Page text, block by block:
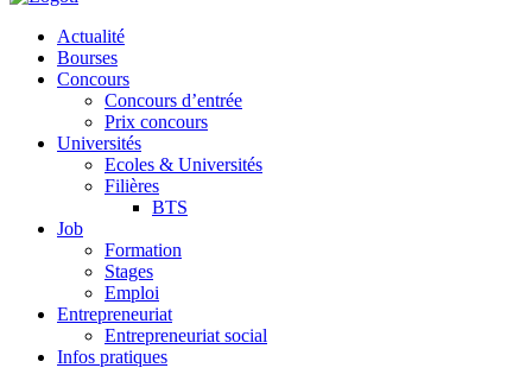
Actualité
Bourses
Concours
Concours d’entrée
Prix concours
Universités
Ecoles & Universités
Filières
BTS
Job
Formation
Stages
Emploi
Entrepreneuriat
Entrepreneuriat social
Infos pratiques